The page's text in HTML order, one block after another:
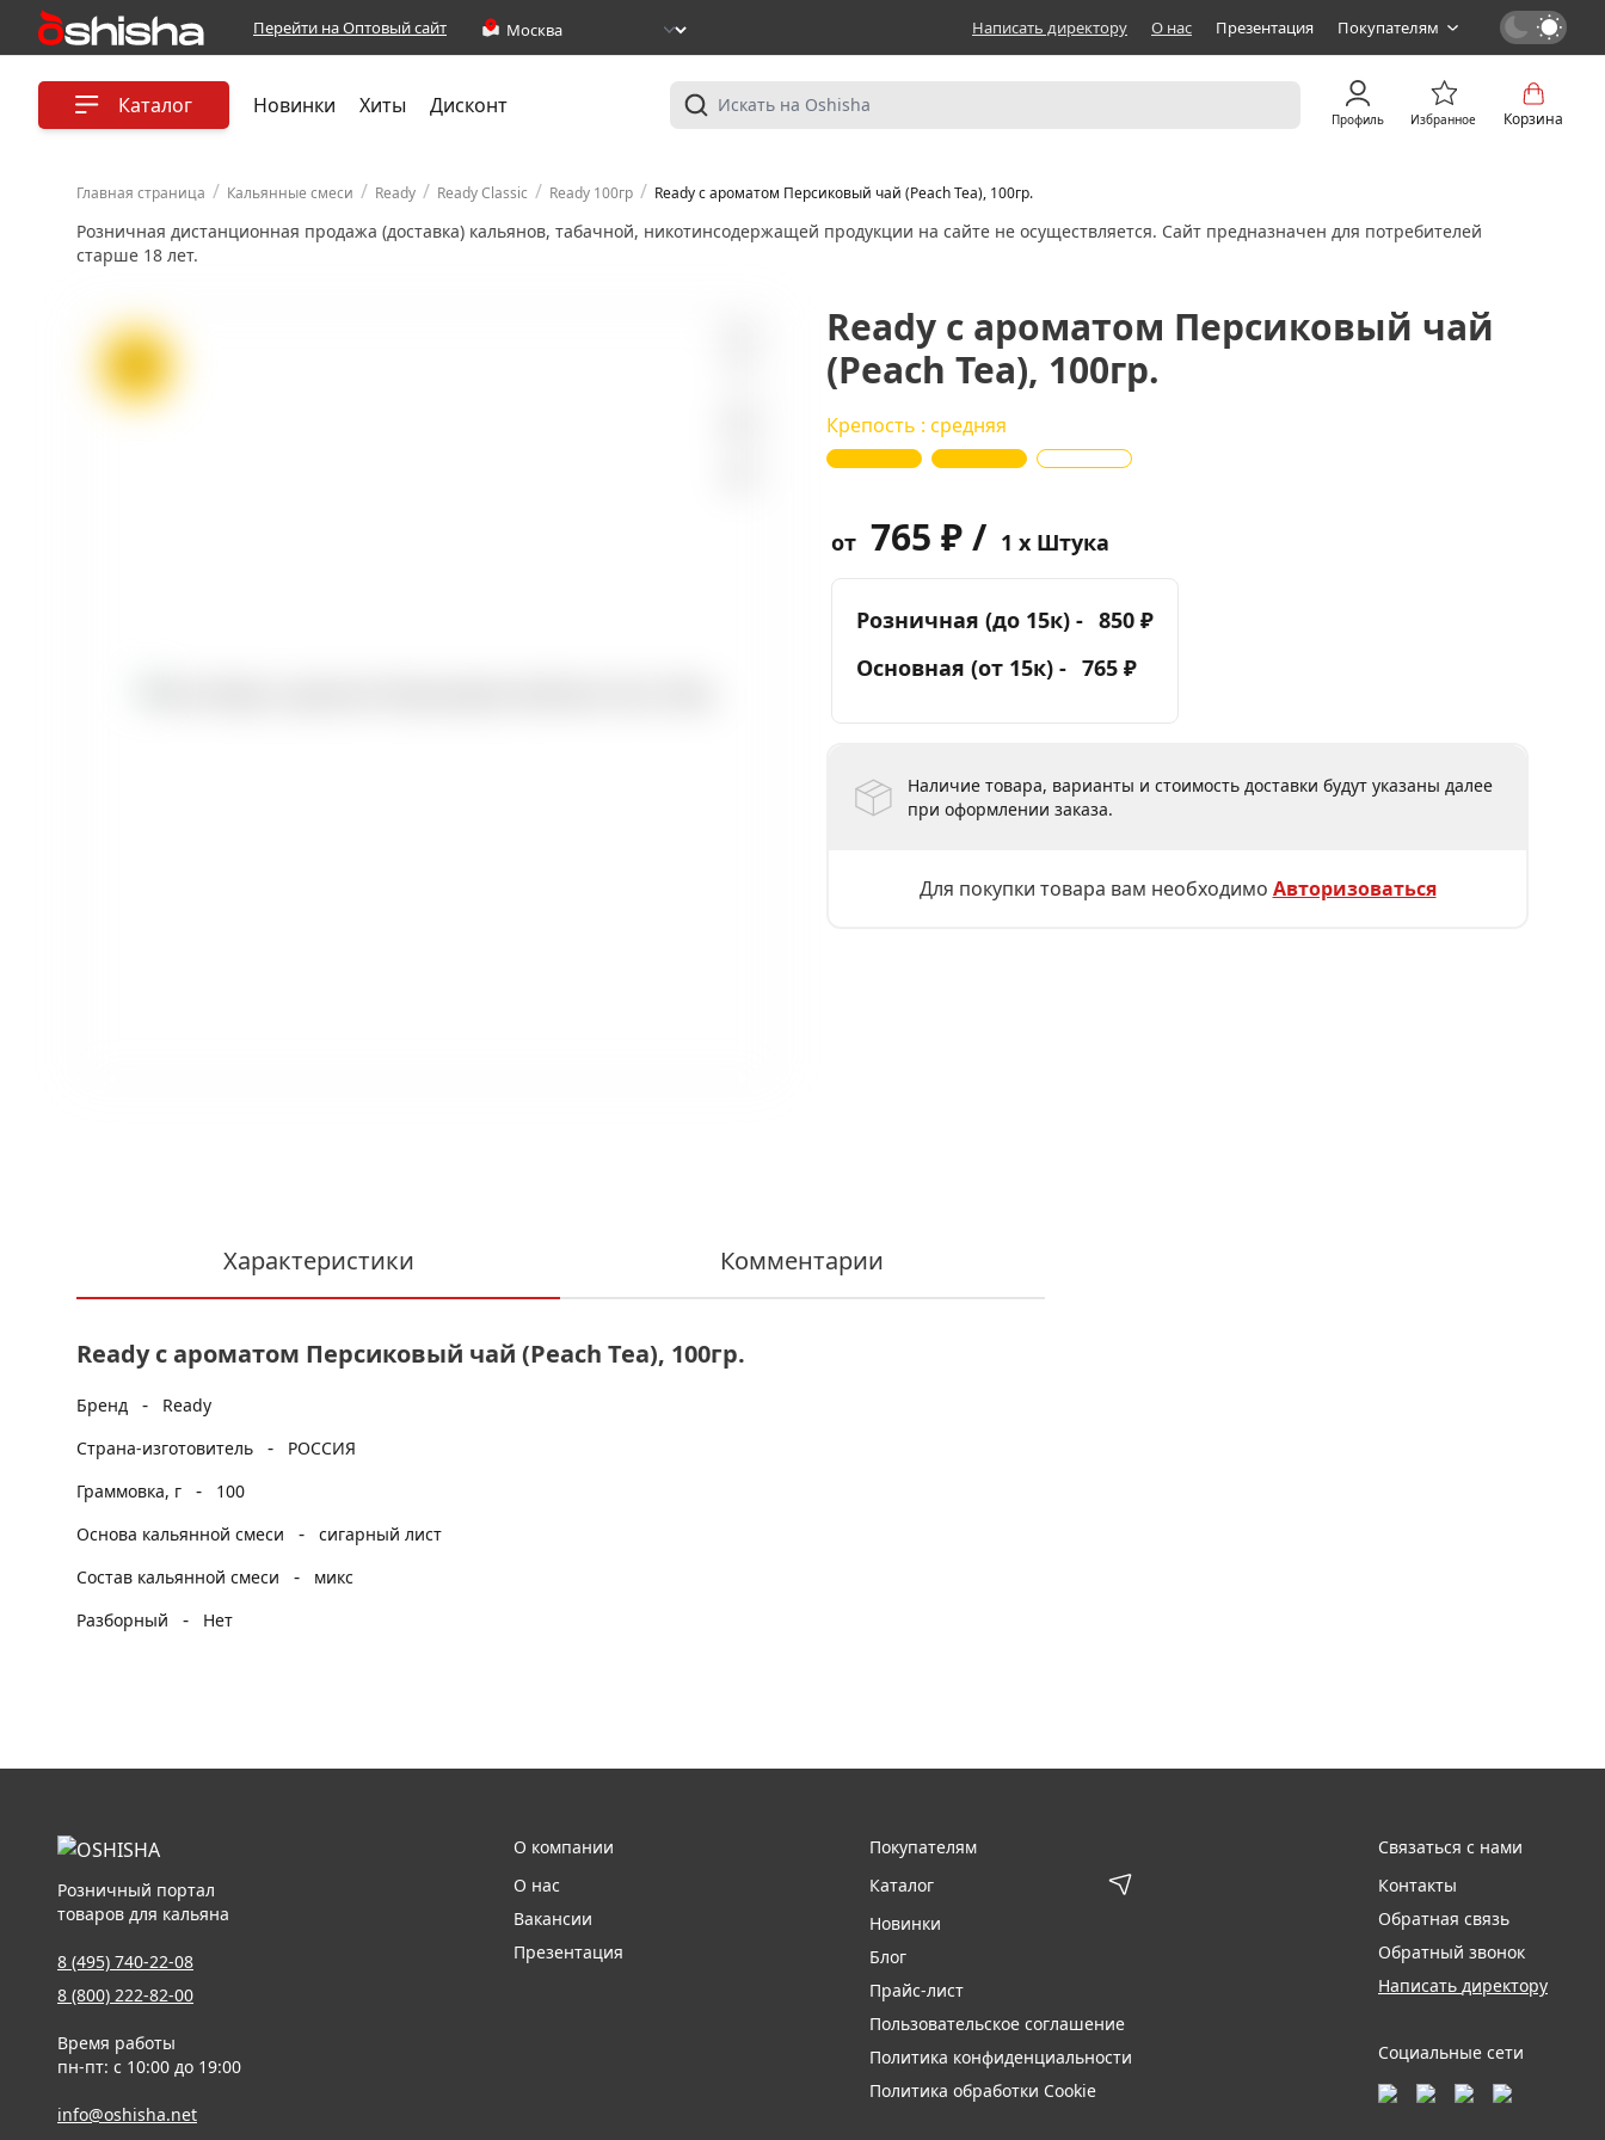
Перейти на Оптовый сайт Написать директору О нас Презентация Покупателям
Каталог Новинки Хиты Дисконт
Профиль Избранное Корзина
Главная страница / Кальянные смеси / Ready / Ready Classic / Ready 100гр / Ready с ароматом Персиковый чай (Peach Tea), 100гр.
Розничная дистанционная продажа (доставка) кальянов, табачной, никотинсодержащей продукции на сайте не осуществляется. Сайт предназначен для потребителей
старше 18 лет.
Ready с ароматом Персиковый чай
(Peach Tea), 100гр.
Крепость : средняя
от 765 ₽ / 1 x Штука
Розничная (до 15к) - 850 ₽
Основная (от 15к) - 765 ₽
Наличие товара, варианты и стоимость доставки будут указаны далее
при оформлении заказа.
Для покупки товара вам необходимо Авторизоваться
Характеристики Комментарии
Ready с ароматом Персиковый чай (Peach Tea), 100гр.
Бренд -
Ready
Страна-изготовитель
-
РОССИЯ
Граммовка, г
-
100
Основа кальянной смеси
- сигарный лист
Состав кальянной смеси
-
микс
Разборный
- Нет
Розничный портал
товаров для кальяна
8 (495) 740-22-08
8 (800) 222-82-00
Время работы
пн-пт: с 10:00 до 19:00
info@oshisha.net
О компании
О нас
Вакансии
Презентация
Покупателям
Каталог
Новинки
Блог
Прайс-лист
Пользовательское соглашение
Политика конфиденциальности
Политика обработки Cookie
Связаться с нами
Контакты
Обратная связь
Обратный звонок
Написать директору
Социальные сети